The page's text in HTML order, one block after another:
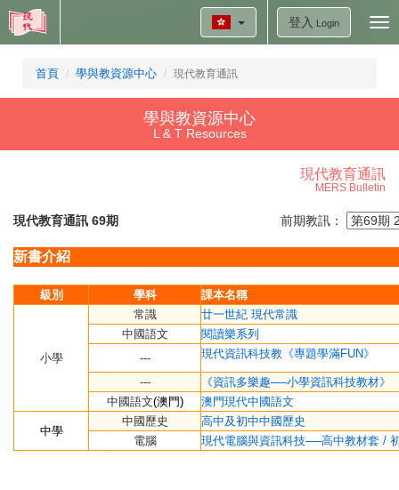
登入 Login
首頁 學與教資源中心 現代教育通訊
學與教資源中心
L & T Resources
現代教育通訊
MERS Bulletin
現代教育通訊 69期 前期教訊：
新書介紹
級別 學科 課本名稱
小學
常識 廿一世紀 現代常識
中國語文
閱讀樂系列
---
現代資訊科技教《專題學滿FUN》
---
《資訊多樂趣──小學資訊科技教材》
中國語文(澳門) 澳 門現代中國語文
中學
中國歷史
高中及初中中國歷史
電腦
現代電腦與資訊科技──高中教材套 /